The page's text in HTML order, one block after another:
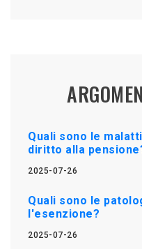
Quali sono le
diritto alla
2025-07-26
Quali sono le
l'esenzione?
2025-07-26